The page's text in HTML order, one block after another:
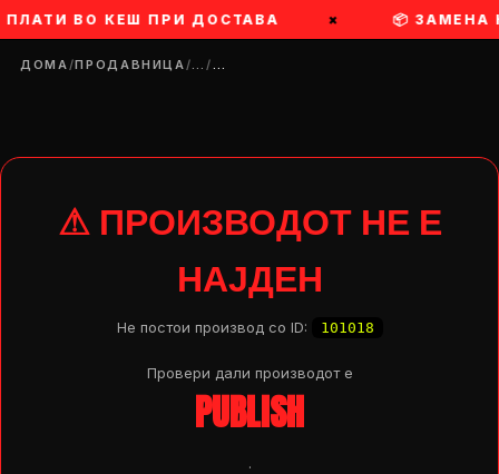
ПЛАТИ ВО КЕШ ПРИ ДОСТАВА × 📦 ЗАМЕНА
ДОМА/ПРОДАВНИЦА/…/…
⚠ ПРОИЗВОДОТ НЕ Е
НАЈДЕН
Не постои производ со ID: 101018
Провери дали производот e
PUBLISH
.